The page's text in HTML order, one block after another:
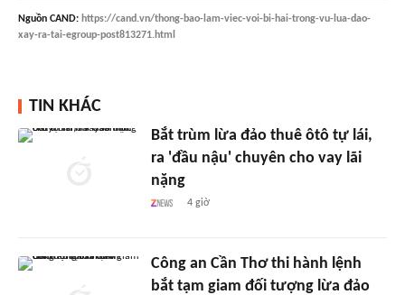
Nguồn CAND: https://cand.vn/thong-bao-lam-viec-voi-bi-hai-trong-vu-lua-dao-
xay-ra-tai-egroup-post813271.html
TIN KHÁC
Bắt trùm lừa đảo thuê ôtô tự lái,
ra 'đầu nậu' chuyên cho vay lãi
nặng
4 giờ
Công an Cần Thơ thi hành lệnh
bắt tạm giam đối tượng lừa đảo